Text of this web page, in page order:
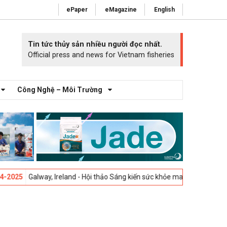
ePaper eMagazine English
Tin tức thủy sản nhiều người đọc nhất.
Official press and news for Vietnam fisheries
Công Nghệ – Môi Trường
Ireland - Hội thảo Sáng kiến sức khỏe mang cá 2025 -